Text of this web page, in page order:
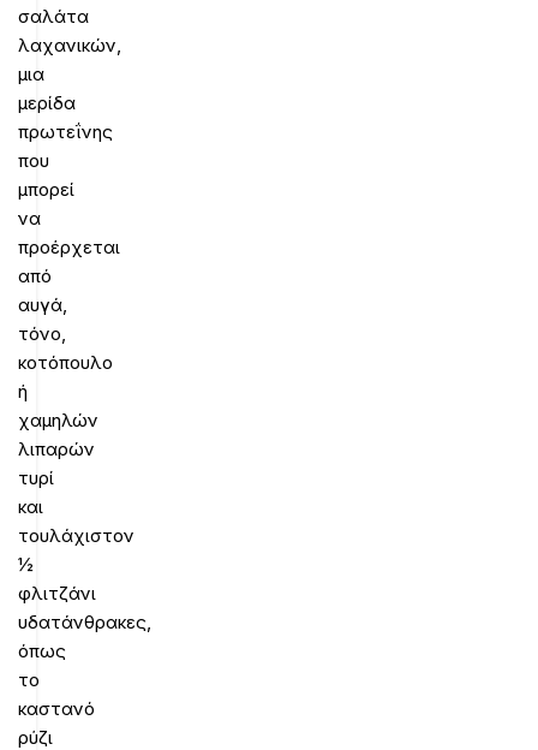
σαλάτα
λαχανικών,
μια
μερίδα
πρωτεΐνης
που
μπορεί
να
προέρχεται
από
αυγά,
τόνο,
κοτόπουλο
ή
χαμηλών
λιπαρών
τυρί
και
τουλάχιστον
½
φλιτζάνι
υδατάνθρακες,
όπως
το
καστανό
ρύζι